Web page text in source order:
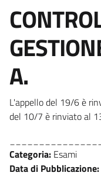
A.
L'appello del 19/6 è
del 10/7 è rinviato al
Categoria: Esami
Data di Pubblicazione: